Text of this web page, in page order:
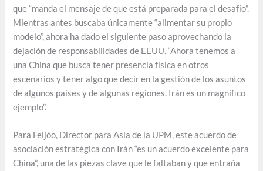
que “manda el mensaje de que está preparada para el desafío”.
Mientras antes buscaba únicamente “alimentar su propio
modelo”, ahora ha dado el siguiente paso aprovechando la
dejación de responsabilidades de EEUU. “Ahora tenemos a
una China que busca tener presencia física en otros
escenarios y tener algo que decir en la gestión de los asuntos
de algunos países y de algunas regiones. Irán es un magnífico
ejemplo”.
Para Feijóo, Director para Asia de la UPM, este acuerdo de
asociación estratégica con Irán “es un acuerdo excelente para
China”, una de las piezas clave que le faltaban y que entraña